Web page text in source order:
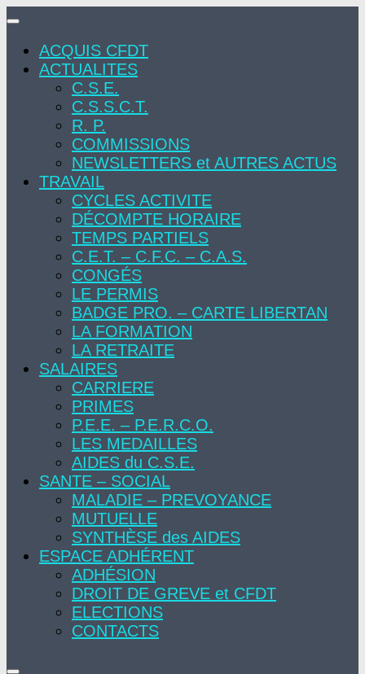
Skip
contentACQUIS CFDT
ACTUALITES
C.S.E.
C.S.S.C.T.
R. P.
COMMISSIONS
NEWSLETTERS et AUTRES ACTUS
TRAVAIL
CYCLES ACTIVITE
DÉCOMPTE HORAIRE
TEMPS PARTIELS
C.E.T. – C.F.C. – C.A.S.
CONGÉS
LE PERMIS
BADGE PRO. – CARTE LIBERTAN
LA FORMATION
LA RETRAITE
SALAIRES
CARRIERE
PRIMES
P.E.E. – P.E.R.C.O.
LES MEDAILLES
AIDES du C.S.E.
SANTE – SOCIAL
MALADIE – PREVOYANCE
MUTUELLE
SYNTHÈSE des AIDES
ESPACE ADHÉRENT
ADHÉSION
DROIT DE GREVE et CFDT
ELECTIONS
CONTACTS